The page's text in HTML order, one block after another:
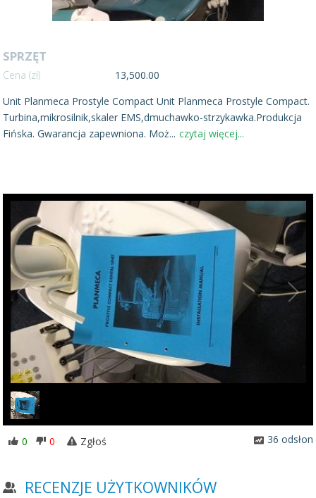
SPRZĘT
Cena (zł)
13,500.00
Unit Planmeca Prostyle Compact Unit Planmeca Prostyle Compact.
Turbina,mikrosilnik,skaler EMS,dmuchawko-strzykawka.Produkcja
Fińska. Gwarancja zapewniona. Moż... czytaj więcej...
1/2
36 odsłon
0 0 Zgłoś
RECENZJE UŻYTKOWNIKÓW